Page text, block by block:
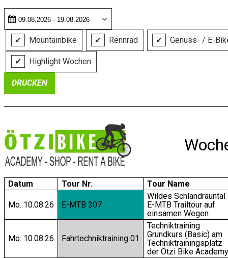
✔ Mountainbike ✔ Rennrad ✔ Genuss- / E-
✔ Highlight Wochen
DRUCKEN
Datum Tour Nr. Tour Name
Mo. 10.08.26 E-MTB 307
Wildes Schlandrauntal
E-MTB Trailtour auf
einsamen Wegen
Mo. 10.08.26 Fahrtechniktraining 01
Techniktraining
Grundkurs (Basic) am
Techniktrainingsplatz
der Ötzi Bike Academy